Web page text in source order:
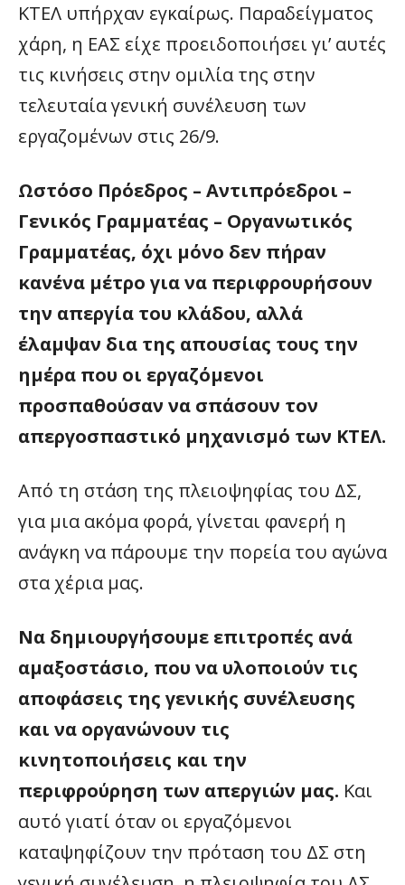
ΚΤΕΛ υπήρχαν εγκαίρως. Παραδείγματος
χάρη, η ΕΑΣ είχε προειδοποιήσει γι’ αυτές
τις κινήσεις στην ομιλία της στην
τελευταία γενική συνέλευση των
εργαζομένων στις 26/9.
Ωστόσο Πρόεδρος – Αντιπρόεδροι –
Γενικός Γραμματέας – Οργανωτικός
Γραμματέας, όχι μόνο δεν πήραν
κανένα μέτρο για να περιφρουρήσουν
την απεργία του κλάδου, αλλά
έλαμψαν δια της απουσίας τους την
ημέρα που οι εργαζόμενοι
προσπαθούσαν να σπάσουν τον
απεργοσπαστικό μηχανισμό των ΚΤΕΛ.
Από τη στάση της πλειοψηφίας του ΔΣ,
για μια ακόμα φορά, γίνεται φανερή η
ανάγκη να πάρουμε την πορεία του αγώνα
στα χέρια μας.
Να δημιουργήσουμε επιτροπές ανά
αμαξοστάσιο, που να υλοποιούν τις
αποφάσεις της γενικής συνέλευσης
και να οργανώνουν τις
κινητοποιήσεις και την
περιφρούρηση των απεργιών μας. Και
αυτό γιατί όταν οι εργαζόμενοι
καταψηφίζουν την πρόταση του ΔΣ στη